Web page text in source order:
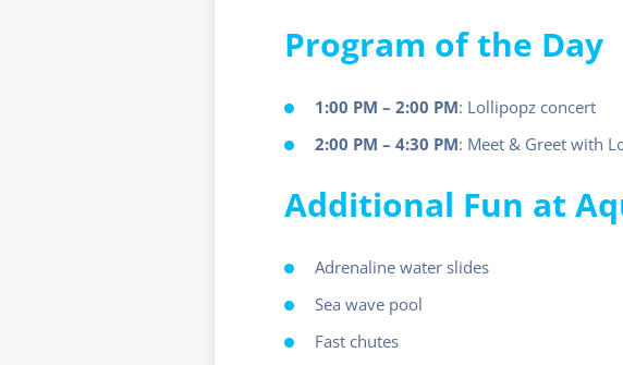
Program of the Day
1:00 PM – 2:00 PM: Lollipopz concert
2:00 PM – 4:30 PM: Meet & Greet with
Additional Fun at
Adrenaline water slides
Sea wave pool
Fast chutes